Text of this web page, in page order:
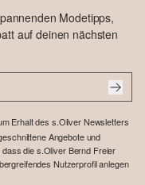
Modetipps,
auf deinen nächsten
Erhalt des s.Oliver Newsletters
Angebote und
die s.Oliver Bernd Freier
Nutzerprofil anlegen